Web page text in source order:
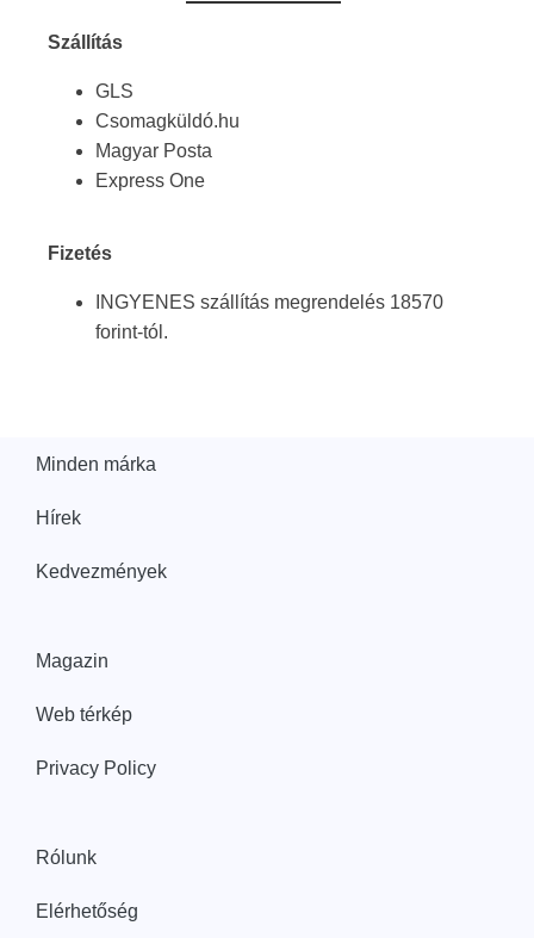
Szállítás
GLS
Csomagküldó.hu
Magyar Posta
Express One
Fizetés
INGYENES szállítás megrendelés 18570
forint-tól.
Minden márka
Hírek
Kedvezmények
Magazin
Web térkép
Privacy Policy
Rólunk
Elérhetőség